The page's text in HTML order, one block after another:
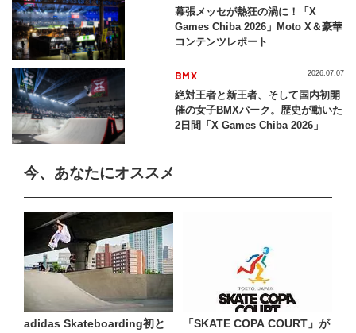
幕張メッセが熱狂の渦に！「X
Games Chiba 2026」Moto X＆豪華
コンテンツレポート
BMX
絶対王者と新王者、そして国内初開
催の女子BMXパーク。歴史が動いた
2日間「X Games Chiba 2026」
2026.07.07
今、あなたにオススメ
adidas Skateboarding初と
「SKATE COPA COURT」が